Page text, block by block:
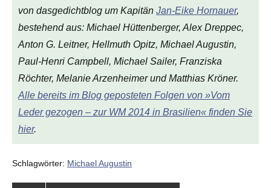
von dasgedichtblog um Kapitän Jan-Eike Hornauer,
bestehend aus: Michael Hüttenberger, Alex Dreppec,
Anton G. Leitner, Hellmuth Opitz, Michael Augustin,
Paul-Henri Campbell, Michael Sailer, Franziska
Röchter, Melanie Arzenheimer und Matthias Kröner.
Alle bereits im Blog geposteten Folgen von »Vom
Leder gezogen – zur WM 2014 in Brasilien« finden Sie
hier.
Schlagwörter: Michael Augustin